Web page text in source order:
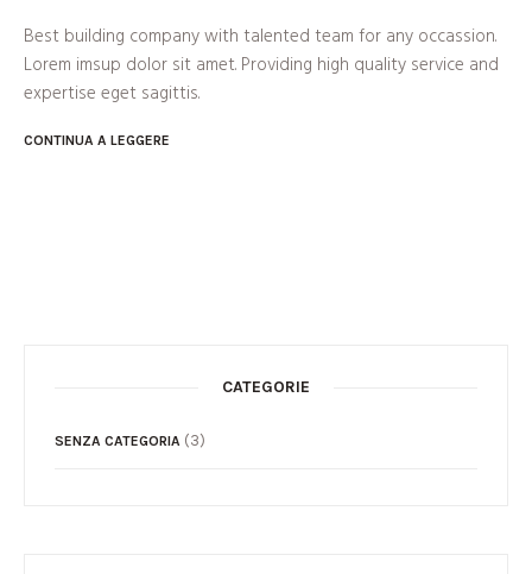
Best building company with talented team for any occassion.
Lorem imsup dolor sit amet. Providing high quality service and
expertise eget sagittis.
CONTINUA A LEGGERE
CATEGORIE
SENZA CATEGORIA (3)